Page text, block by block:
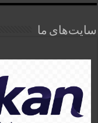
سایت‌های ما